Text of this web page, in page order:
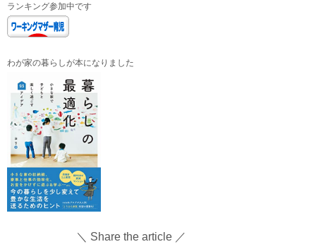
ランキング参加中です
わが家の暮らしが本になりました
＼ Share the article ／